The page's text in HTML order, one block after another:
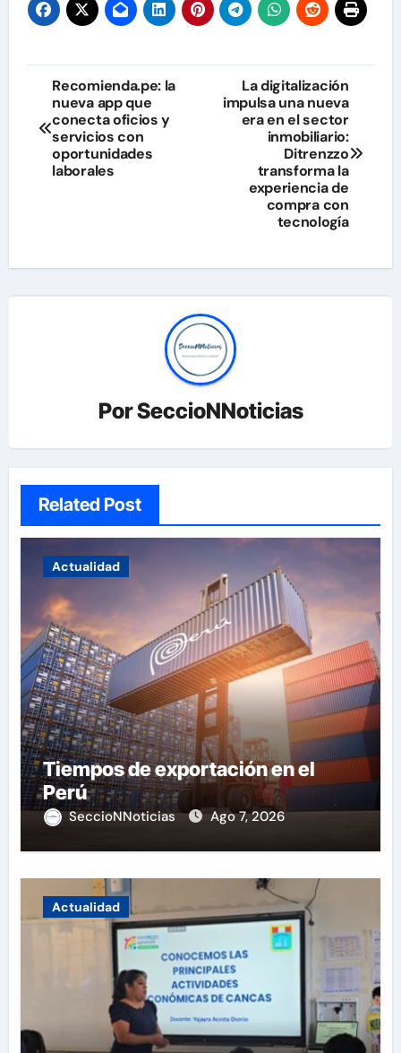
Navegación
de
entradas
Recomienda.pe: la
nueva app que
conecta oficios y
servicios con
oportunidades
laborales
La digitalización
impulsa una nueva
era en el sector
inmobiliario:
Ditrenzzo
transforma la
experiencia de
compra con
tecnología
PorSeccioNNoticias
Related Post
Actualidad
Tiempos de exportación en el
Perú
SeccioNNoticias Ago 7, 2026
Actualidad